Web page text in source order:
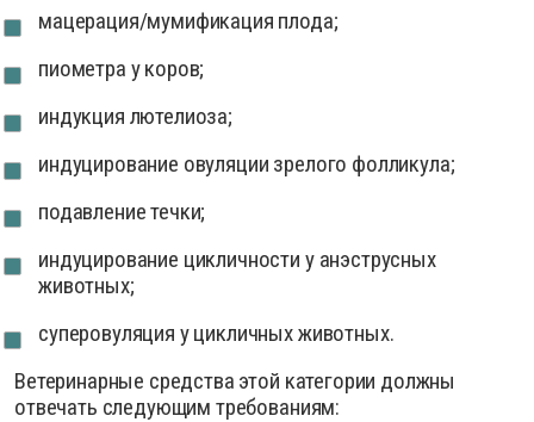
мацерация/мумификация плода;
пиометра у коров;
индукция лютелиоза;
индуцирование овуляции зрелого фолликула;
подавление течки;
индуцирование цикличности у анэструсных
животных;
суперовуляция у цикличных животных.
Ветеринарные средства этой категории должны
отвечать следующим требованиям: